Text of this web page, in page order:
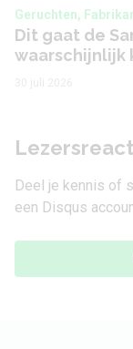
Geruchten,
Dit gaat de
waarschijnlijk
Deel je kennis of
een Disqus